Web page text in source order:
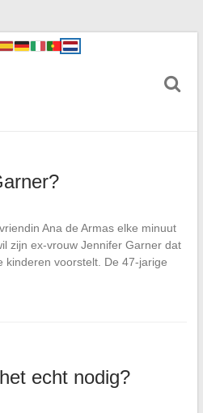
Ana de Armas elke minuut
zijn ex-vrouw Jennifer Garner dat
kinderen voorstelt. De 47-jarige
echt nodig?